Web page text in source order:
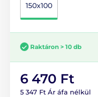
150x100
Raktáron > 10 db
6 470 Ft
5 347 Ft Ár áfa nélkül